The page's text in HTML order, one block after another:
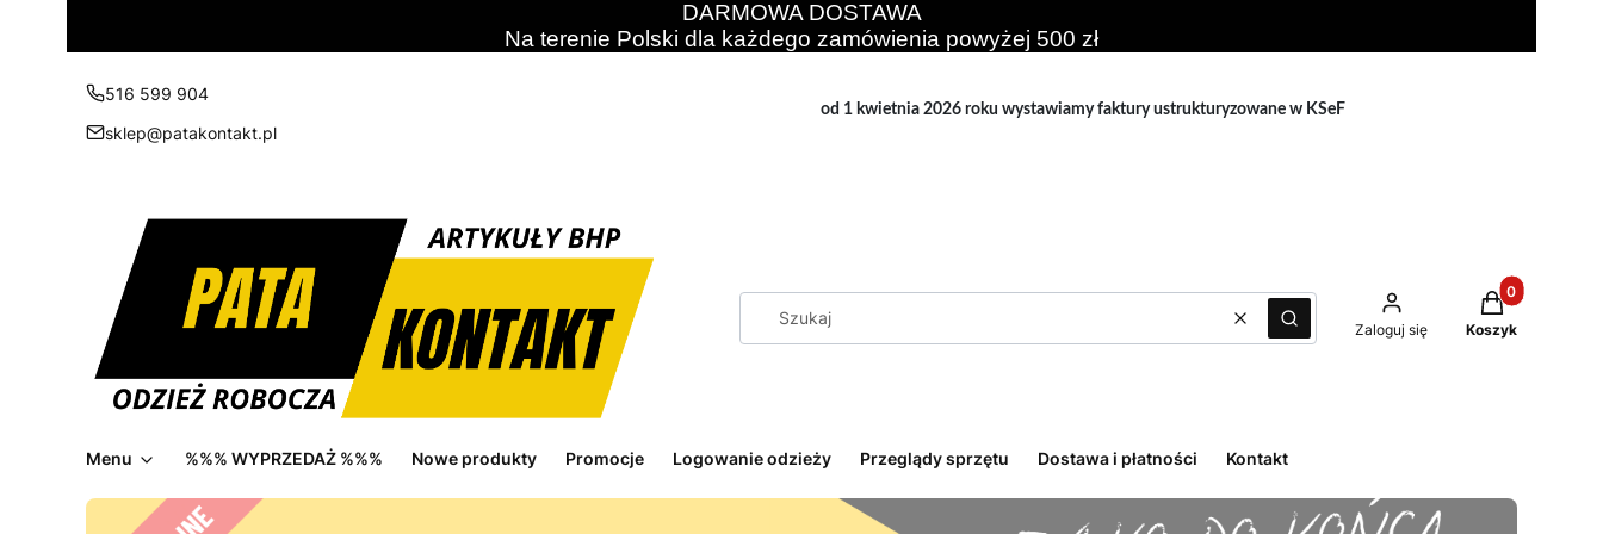
DARMOWA DOSTAWA
Na terenie Polski dla każdego zamówienia powyżej 500 zł
516 599 904
sklep@patakontakt.pl
od 1 kwietnia 2026 roku wystawiamy faktury ustrukturyzowane w KSeF
WyczyśćSzukaj Zaloguj się
Produkty w
Koszyk
Menu %%% WYPRZEDAŻ %%% Nowe produkty Promocje Logowanie odzieży Przeglądy sprzętu Dostawa i płatności Kontakt